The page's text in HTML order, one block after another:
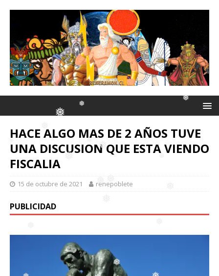
❅
❅
❅
❅❅
❅
❅
❅
❅
❅
HACE ALGO MAS DE 2 AÑOS TUVE
UNA DISCUSION QUE ESTA VIENDO
FISCALIA
15 de octubre de 2021 renepoblete
PUBLICIDAD